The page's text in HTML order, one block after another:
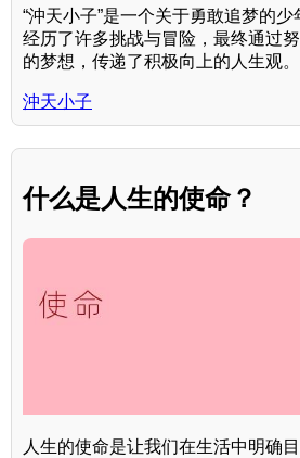
“沖天小子”是一个关于勇敢追梦的
经历了许多挑战与冒险，最终通过
的梦想，传递了积极向上的人生观。
沖天小子
什么是人生的使命？
人生的使命是让我们在生活中明确